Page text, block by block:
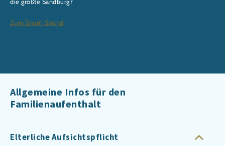
die größte Sandburg?
Zum Snorri Strand
Allgemeine Infos für den
Familienaufenthalt
Elterliche Aufsichtspflicht